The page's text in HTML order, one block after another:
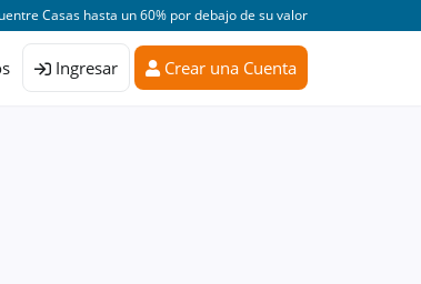
Casas hasta un 60% por debajo de su valor
Ingresar Crear una Cuenta